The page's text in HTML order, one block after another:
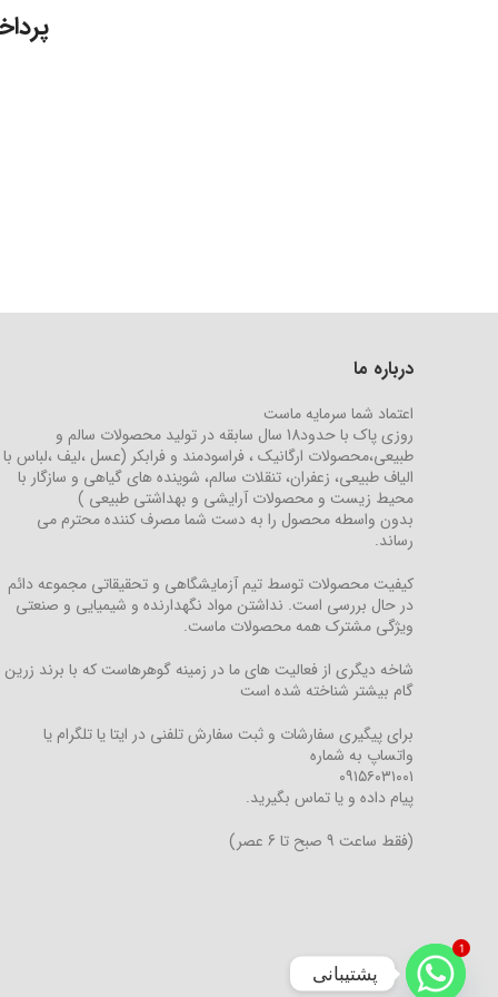
درباره ما
اعتماد شما سرمایه ماست
روزی پاک با حدود18 سال سابقه در تولید محصولات سالم و
طبیعی،محصولات ارگانیک ، فراسودمند و فرابکر (عسل ،لیف ،لباس با
الیاف طبیعی، زعفران، تنقلات سالم، شوینده های گیاهی و سازگار با
محیط زیست و محصولات آرایشی و بهداشتی طبیعی )
بدون واسطه محصول را به دست شما مصرف کننده محترم می
رساند.
کیفیت محصولات توسط تیم آزمایشگاهی و تحقیقاتی مجموعه دائم
در حال بررسی است. نداشتن مواد نگهدارنده و شیمیایی و صنعتی
ویژگی مشترک همه محصولات ماست.
شاخه دیگری از فعالیت های ما در زمینه گوهرهاست که با برند زرین
گام بیشتر شناخته شده است
برای پیگیری سفارشات و ثبت سفارش تلفنی در ایتا یا تلگرام یا
واتساپ به شماره
۰۹۱۵۶۰۳۱۰۰۱
پیام داده و یا تماس بگیرید.
(فقط ساعت 9 صبح تا 6 عصر)
1
پشتیبانی